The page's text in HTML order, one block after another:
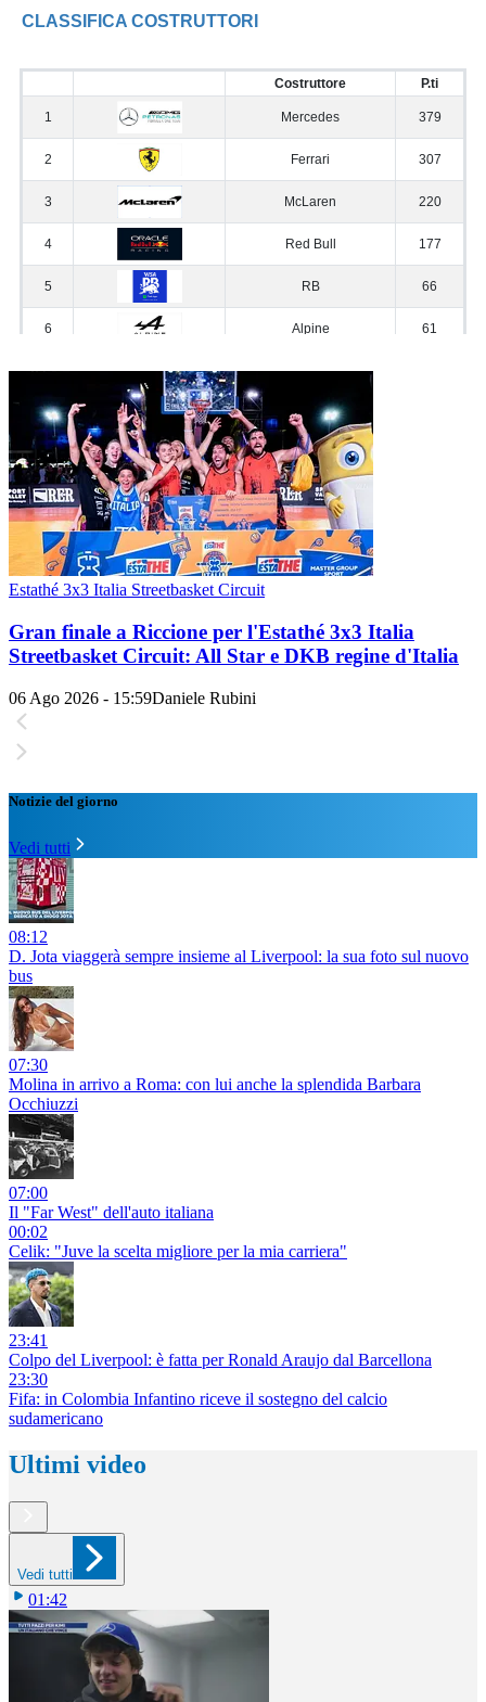
Estathé 3x3 Italia Streetbasket Circuit
Gran finale a Riccione per l'Estathé 3x3 Italia
Streetbasket Circuit: All Star e DKB regine d'Italia
06 Ago 2026 - 15:59Daniele Rubini
Notizie del giorno
Vedi tutti
08:12
D. Jota viaggerà sempre insieme al Liverpool: la sua foto sul nuovo
bus
07:30
Molina in arrivo a Roma: con lui anche la splendida Barbara
Occhiuzzi
07:00
Il "Far West" dell'auto italiana
00:02
Celik: "Juve la scelta migliore per la mia carriera"
23:41
Colpo del Liverpool: è fatta per Ronald Araujo dal Barcellona
23:30
Fifa: in Colombia Infantino riceve il sostegno del calcio
sudamericano
Ultimi video
Vedi tutti
01:42